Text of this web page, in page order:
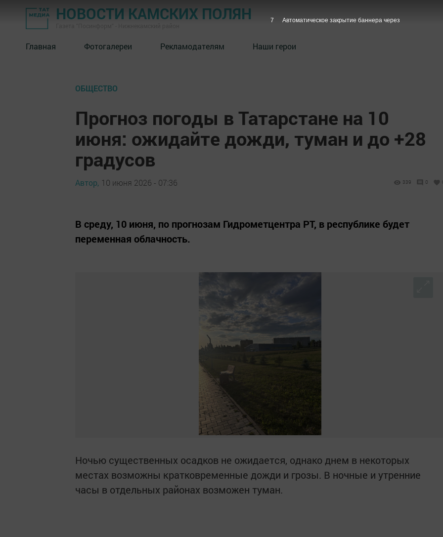
НОВОСТИ КАМСКИХ ПОЛЯН
Главная Фотогалереи Рекламодателям Наши герои
ОБЩЕСТВО
Прогноз погоды в Татарстане на 10
июня: ожидайте дожди, туман и до +28
градусов
Автор, 10 июня 2026 - 07:36 339 0
В среду, 10 июня, по прогнозам Гидрометцентра РТ, в республике будет
переменная облачность.
Ночью существенных осадков не ожидается, однако днем в некоторых
местах возможны кратковременные дожди и грозы. В ночные и утренние
часы в отдельных районах возможен туман.
6 Автоматическое закрытие баннера через